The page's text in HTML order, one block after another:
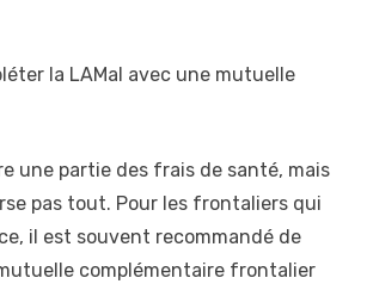
la LAMal avec une mutuelle
une partie des frais de santé, mais
pas tout. Pour les frontaliers qui
il est souvent recommandé de
complémentaire frontalier